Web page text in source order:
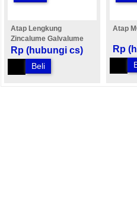
Atap Lengkung
Zincalume Galvalume
Rp (hubungi cs)
Beli
Atap
Rp